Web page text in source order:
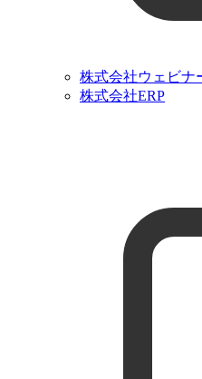
株式会社ウェビナ
株式会社ERP